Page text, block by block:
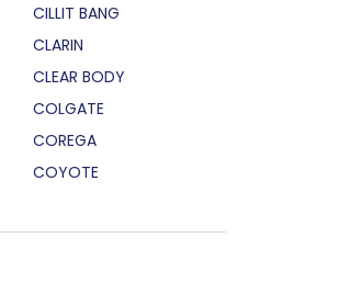
CILLIT BANG
CLARIN
CLEAR BODY
COLGATE
COREGA
COYOTE